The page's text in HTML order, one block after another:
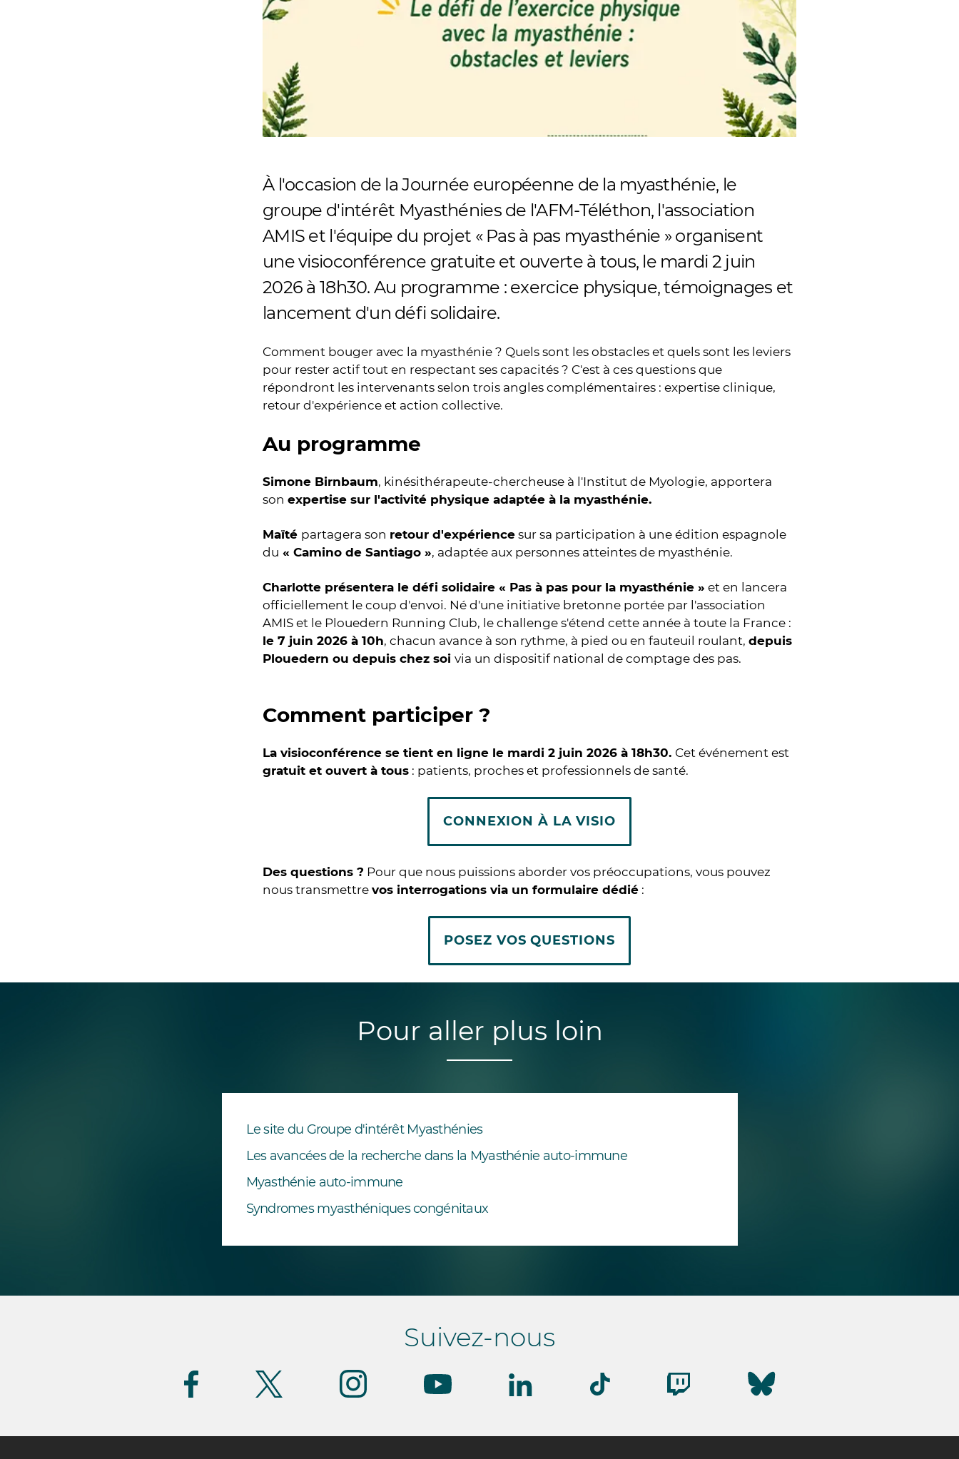
À l'occasion de la Journée européenne de la myasthénie, le
groupe d'intérêt Myasthénies de l'AFM-Téléthon, l'association
AMIS et l'équipe du projet « Pas à pas myasthénie » organisent
une visioconférence gratuite et ouverte à tous, le mardi 2 juin
2026 à 18h30. Au programme : exercice physique, témoignages et
lancement d'un défi solidaire.
Comment bouger avec la myasthénie ? Quels sont les obstacles et quels sont les leviers
pour rester actif tout en respectant ses capacités ? C'est à ces questions que
répondront les intervenants selon trois angles complémentaires : expertise clinique,
retour d'expérience et action collective.
Au programme
Simone Birnbaum, kinésithérapeute-chercheuse à l'Institut de Myologie, apportera
son expertise sur l'activité physique adaptée à la myasthénie.
Maïté partagera son retour d'expérience sur sa participation à une édition espagnole
du « Camino de Santiago », adaptée aux personnes atteintes de myasthénie.
Charlotte présentera le défi solidaire « Pas à pas pour la myasthénie » et en lancera
officiellement le coup d'envoi. Né d'une initiative bretonne portée par l'association
AMIS et le Plouedern Running Club, le challenge s'étend cette année à toute la France :
le 7 juin 2026 à 10h, chacun avance à son rythme, à pied ou en fauteuil roulant, depuis
Plouedern ou depuis chez soi via un dispositif national de comptage des pas.
Comment participer ?
La visioconférence se tient en ligne le mardi 2 juin 2026 à 18h30. Cet événement est
gratuit et ouvert à tous : patients, proches et professionnels de santé.
CONNEXION À LA VISIO
Des questions ? Pour que nous puissions aborder vos préoccupations, vous pouvez
nous transmettre vos interrogations via un formulaire dédié :
POSEZ VOS QUESTIONS
Pour aller plus loin
Le site du Groupe d'intérêt Myasthénies
Les avancées de la recherche dans la Myasthénie auto-immune
Myasthénie auto-immune
Syndromes myasthéniques congénitaux
Suivez-nous